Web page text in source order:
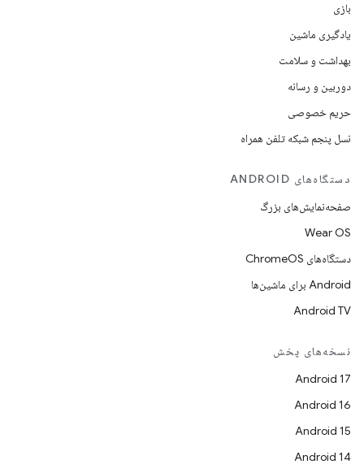
بازی
یادگیری ماشین
بهداشت و سلامت
دوربین و رسانه
حریم خصوصی
نسل پنجم شبکه تلفن همراه
دستگاه‌های ANDROID
صفحه‌نمایش‌های بزرگ
Wear OS
دستگاه‌های ChromeOS
Android برای ماشین‌ها
Android TV
نسخه‌های پخش
Android 17
Android 16
Android 15
Android 14